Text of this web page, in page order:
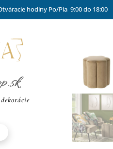
hodiny Po/Pia 9:00 do 18:00